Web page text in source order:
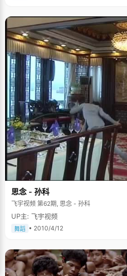
思念 - 孙科
飞宇视频 第62期, 思念 - 孙科
UP主: 飞宇视频
舞蹈 • 2010/4/12